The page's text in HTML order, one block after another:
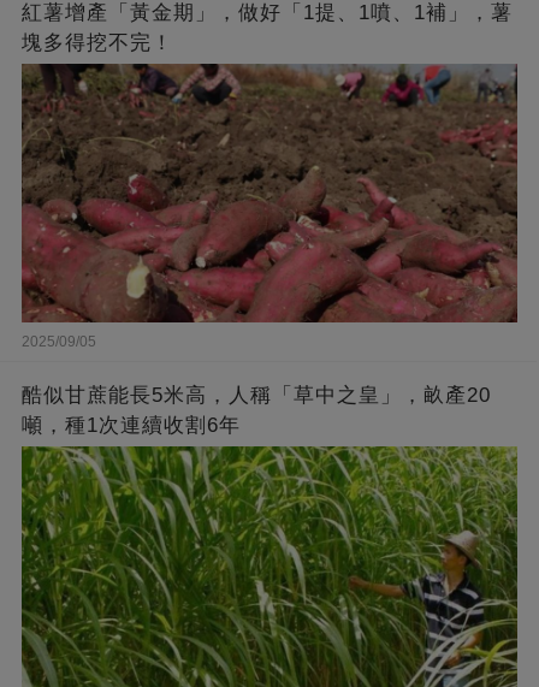
紅薯增產「黃金期」，做好「1提、1噴、1補」，薯
塊多得挖不完！
2025/09/05
酷似甘蔗能長5米高，人稱「草中之皇」，畝產20
噸，種1次連續收割6年